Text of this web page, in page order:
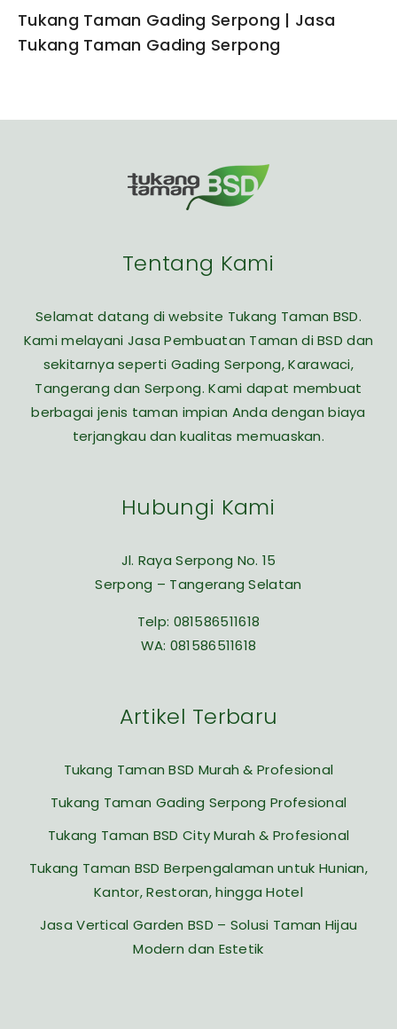
Tukang Taman Gading Serpong | Jasa
Tukang Taman Gading Serpong
Tentang Kami
Selamat datang di website Tukang Taman BSD.
Kami melayani Jasa Pembuatan Taman di BSD dan
sekitarnya seperti Gading Serpong, Karawaci,
Tangerang dan Serpong. Kami dapat membuat
berbagai jenis taman impian Anda dengan biaya
terjangkau dan kualitas memuaskan.
Hubungi Kami
Jl. Raya Serpong No. 15
Serpong – Tangerang Selatan
Telp: 081586511618
WA: 081586511618
Artikel Terbaru
Tukang Taman BSD Murah & Profesional
Tukang Taman Gading Serpong Profesional
Tukang Taman BSD City Murah & Profesional
Tukang Taman BSD Berpengalaman untuk Hunian,
Kantor, Restoran, hingga Hotel
Jasa Vertical Garden BSD – Solusi Taman Hijau
Modern dan Estetik